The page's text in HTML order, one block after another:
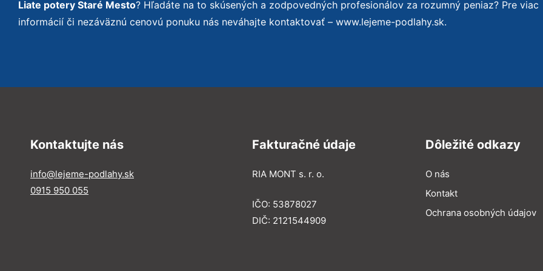
Liate potery Staré Mesto? Hľadáte na to skúsených a zodpovedných profesionálov za rozumný peniaz? Pre viac
informácií či nezáväznú cenovú ponuku nás neváhajte kontaktovať – www.lejeme-podlahy.sk.
Kontaktujte nás
info@lejeme-podlahy.sk
0915 950 055
Fakturačné údaje
RIA MONT s. r. o.
IČO: 53878027
DIČ: 2121544909
Dôležité odkazy
O nás
Kontakt
Ochrana osobných údajov